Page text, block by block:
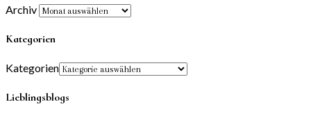
Archiv
Kategorien
Kategorien
Lieblingsblogs